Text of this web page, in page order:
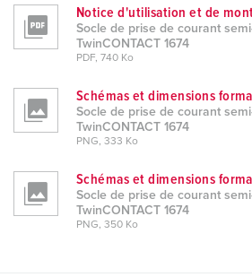
Notice d'utilisation et de
Socle de prise de courant
TwinCONTACT 1674
PDF, 740 Ko
Schémas et dimensions
Socle de prise de courant
TwinCONTACT 1674
PNG, 333 Ko
Schémas et dimensions
Socle de prise de courant
TwinCONTACT 1674
PNG, 350 Ko